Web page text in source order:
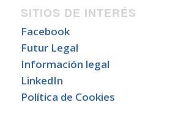
SITIOS DE INTERÉS
Facebook
Futur Legal
Información legal
LinkedIn
Política de Cookies